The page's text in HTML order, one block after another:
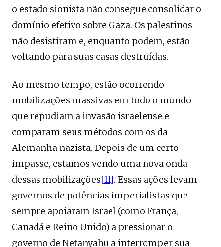
o estado sionista não consegue consolidar o
domínio efetivo sobre Gaza. Os palestinos
não desistiram e, enquanto podem, estão
voltando para suas casas destruídas.
Ao mesmo tempo, estão ocorrendo
mobilizações massivas em todo o mundo
que repudiam a invasão israelense e
comparam seus métodos com os da
Alemanha nazista. Depois de um certo
impasse, estamos vendo uma nova onda
dessas mobilizações[11]. Essas ações levam
governos de potências imperialistas que
sempre apoiaram Israel (como França,
Canadá e Reino Unido) a pressionar o
governo de Netanyahu a interromper sua